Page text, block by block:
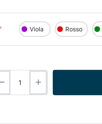
Viola Rosso